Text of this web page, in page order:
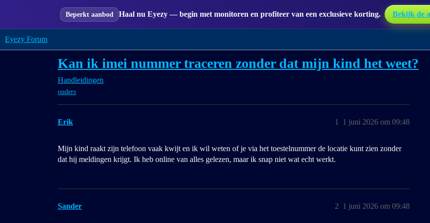
Beperkt aanbod Haal nu Eyezy — begin met monitoren en profiteer van een exclusieve korting. Bekijk de
Eyezy Forum
Kan ik imei nummer traceren zonder dat mijn kind het weet?
Handleidingen
ouders
Erik 1 juni 2026 om 09:48
1
Mijn kind raakt zijn telefoon vaak kwijt en ik wil weten of je via het toestelnummer de locatie kunt zien zonder
dat hij meldingen krijgt. Ik heb online van alles gelezen, maar ik snap niet wat echt werkt.
Sander 1 juni 2026 om 09:48
2